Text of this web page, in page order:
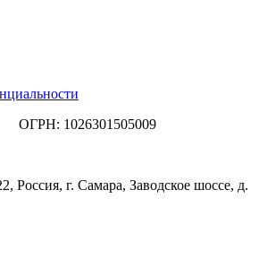
1026301505009
г. Самара, Заводское шоссе, д.